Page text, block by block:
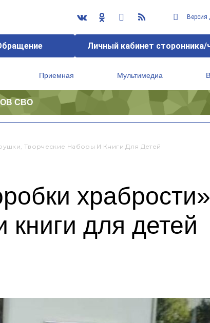
Личный кабинет сторонника/
Приемная Мультимедиа
СВО
Творческие Наборы И Книги Для Детей
храбрости»
книги для детей